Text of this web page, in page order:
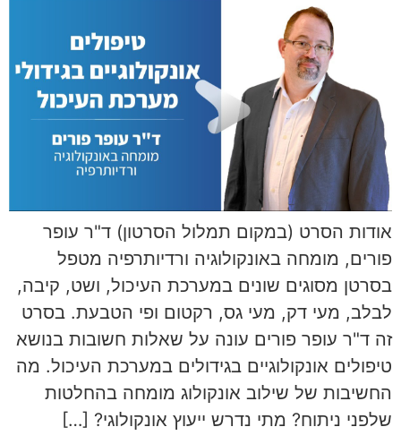
אודות הסרט (במקום תמלול הסרטון) ד"ר עופר
פורים, מומחה באונקולוגיה ורדיותרפיה מטפל
בסרטן מסוגים שונים במערכת העיכול, ושט, קיבה,
לבלב, מעי דק, מעי גס, רקטום ופי הטבעת. בסרט
זה ד"ר עופר פורים עונה על שאלות חשובות בנושא
טיפולים אונקולוגיים בגידולים במערכת העיכול. מה
החשיבות של שילוב אונקולוג מומחה בהחלטות
שלפני ניתוח? מתי נדרש ייעוץ אונקולוגי? […]